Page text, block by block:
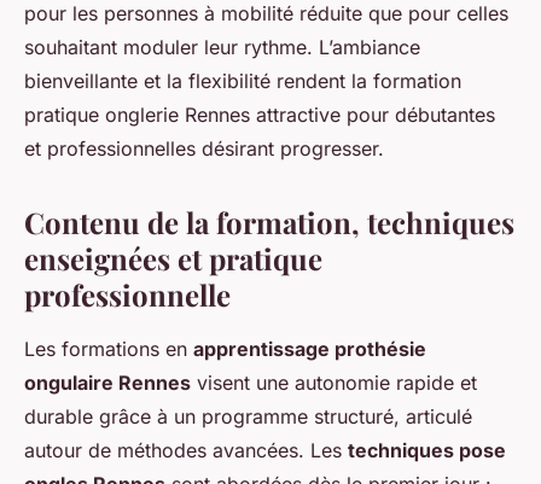
pour les personnes à mobilité réduite que pour celles
souhaitant moduler leur rythme. L’ambiance
bienveillante et la flexibilité rendent la formation
pratique onglerie Rennes attractive pour débutantes
et professionnelles désirant progresser.
Contenu de la formation, techniques
enseignées et pratique
professionnelle
Les formations en apprentissage prothésie
ongulaire Rennes visent une autonomie rapide et
durable grâce à un programme structuré, articulé
autour de méthodes avancées. Les techniques pose